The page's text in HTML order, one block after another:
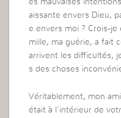
es mauvaises
aissante envers Dieu,
e envers moi ? Crois-je
mille, ma guérie, a fait
arrivent les difficultés,
s des choses
Véritablement, mon
était à l’intérieur de